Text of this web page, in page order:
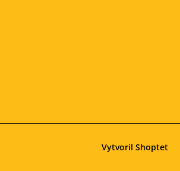
Vytvoril Shoptet